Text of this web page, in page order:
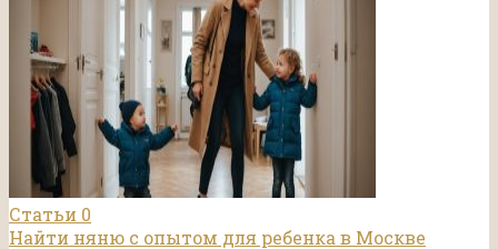
Статьи 0
Найти няню с опытом для ребенка в Москве